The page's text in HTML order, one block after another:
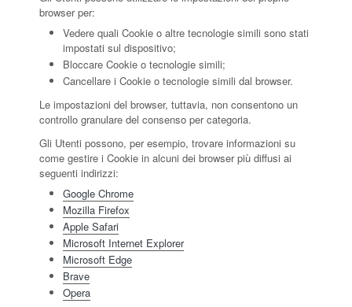
browser per:
Vedere quali Cookie o altre tecnologie simili sono stati
impostati sul dispositivo;
Bloccare Cookie o tecnologie simili;
Cancellare i Cookie o tecnologie simili dal browser.
Le impostazioni del browser, tuttavia, non consentono un
controllo granulare del consenso per categoria.
Gli Utenti possono, per esempio, trovare informazioni su
come gestire i Cookie in alcuni dei browser più diffusi ai
seguenti indirizzi:
Google Chrome
Mozilla Firefox
Apple Safari
Microsoft Internet Explorer
Microsoft Edge
Brave
Opera